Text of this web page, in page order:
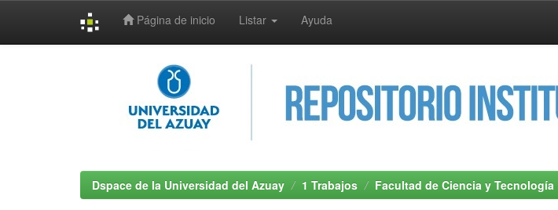
Página de inicio Listar Ayuda
Dspace de la Universidad del Azuay 1 Trabajos Facultad de Ciencia y Tecnología